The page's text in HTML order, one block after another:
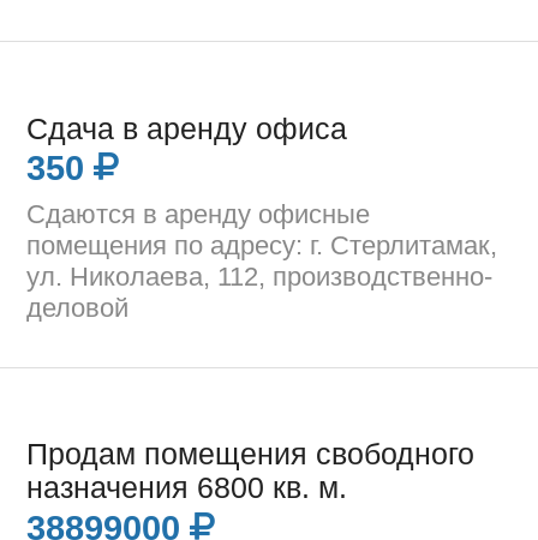
Сдача в аренду офиса
350
Сдаются в аренду офисные
помещения по адресу: г. Стерлитамак,
ул. Николаева, 112, производственно-
деловой
Продам помещения свободного
назначения 6800 кв. м.
38899000